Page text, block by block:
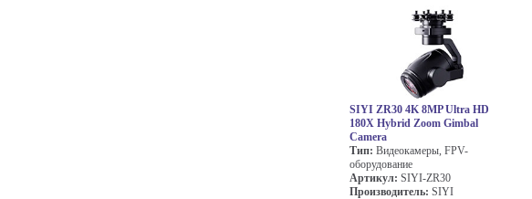
SIYI ZR30 4K 8MP Ultra HD
180X Hybrid Zoom Gimbal
Camera
Тип: Видеокамеры, FPV-
оборудование
Артикул: SIYI-ZR30
Производитель: SIYI